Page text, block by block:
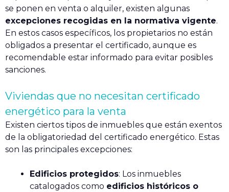
se ponen en venta o alquiler, existen algunas
excepciones recogidas en la normativa vigente.
En estos casos específicos, los propietarios no están
obligados a presentar el certificado, aunque es
recomendable estar informado para evitar posibles
sanciones.
Viviendas que no necesitan certificado
energético para la venta
Existen ciertos tipos de inmuebles que están exentos
de la obligatoriedad del certificado energético. Estas
son las principales excepciones:
Edificios protegidos: Los inmuebles
catalogados como edificios históricos o